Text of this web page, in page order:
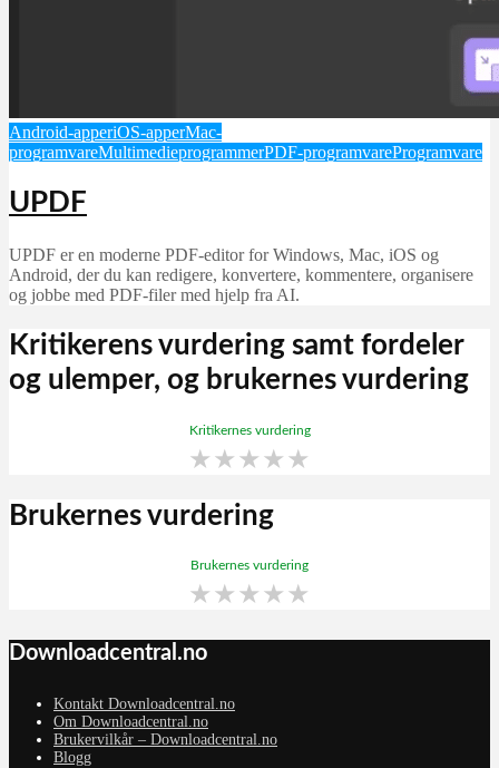
Android-apperiOS-apperMac-
programvareMultimedieprogrammerPDF-programvareProgramvare
UPDF
UPDF er en moderne PDF-editor for Windows, Mac, iOS og
Android, der du kan redigere, konvertere, kommentere, organisere
og jobbe med PDF-filer med hjelp fra AI.
Kritikerens vurdering samt fordeler
og ulemper, og brukernes vurdering
Kritikernes vurdering
★★★★★
Brukernes vurdering
Brukernes vurdering
★★★★★
Downloadcentral.no
Kontakt Downloadcentral.no
Om Downloadcentral.no
Brukervilkår – Downloadcentral.no
Blogg